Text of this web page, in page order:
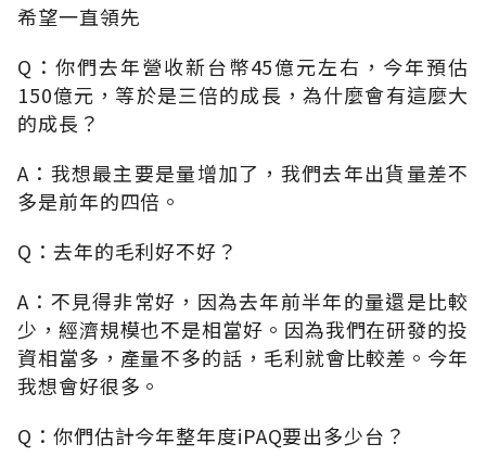
希望一直領先
Q：你們去年營收新台幣45億元左右，今年預估
150億元，等於是三倍的成長，為什麼會有這麼大
的成長？
A：我想最主要是量增加了，我們去年出貨量差不
多是前年的四倍。
Q：去年的毛利好不好？
A：不見得非常好，因為去年前半年的量還是比較
少，經濟規模也不是相當好。因為我們在研發的投
資相當多，產量不多的話，毛利就會比較差。今年
我想會好很多。
Q：你們估計今年整年度iPAQ要出多少台？